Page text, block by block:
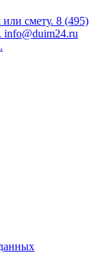
или смету. 8 (495)
info@duim24.ru